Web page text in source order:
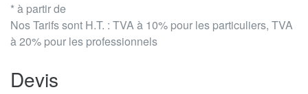
* à partir de
Nos Tarifs sont H.T. : TVA à 10% pour les particuliers, TVA
à 20% pour les professionnels
Devis